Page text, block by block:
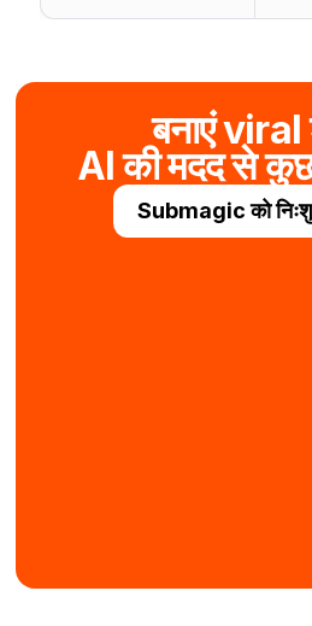
बनाएं viral
AI की मदद से
Submagic को